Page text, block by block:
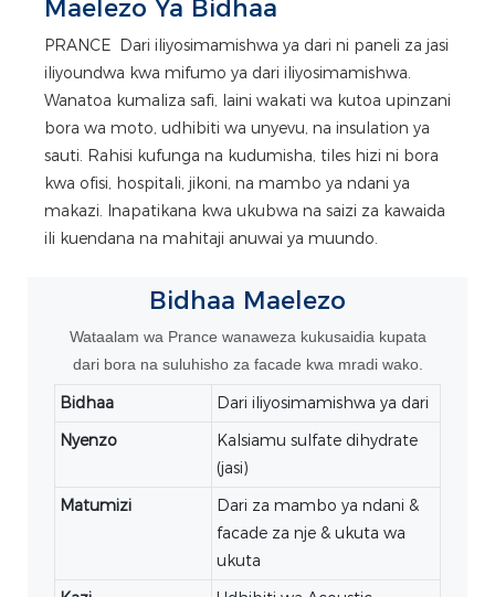
Maelezo Ya Bidhaa
PRANCE Dari iliyosimamishwa ya dari ni paneli za jasi
iliyoundwa kwa mifumo ya dari iliyosimamishwa.
Wanatoa kumaliza safi, laini wakati wa kutoa upinzani
bora wa moto, udhibiti wa unyevu, na insulation ya
sauti. Rahisi kufunga na kudumisha, tiles hizi ni bora
kwa ofisi, hospitali, jikoni, na mambo ya ndani ya
makazi. Inapatikana kwa ukubwa na saizi za kawaida
ili kuendana na mahitaji anuwai ya muundo.
Bidhaa Maelezo
Wataalam wa Prance wanaweza kukusaidia kupata
dari bora na suluhisho za facade kwa mradi wako.
Bidhaa
Dari iliyosimamishwa ya dari
Nyenzo
Kalsiamu sulfate dihydrate
(jasi)
Matumizi
Dari za mambo ya ndani &
facade za nje & ukuta wa
ukuta